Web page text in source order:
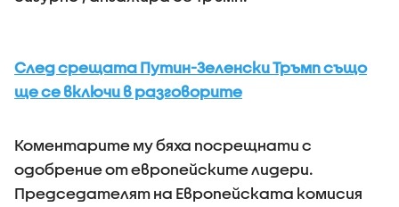
След срещата Путин-Зеленски Тръмп също
ще се включи в разговорите
Коментарите му бяха посрещнати с
одобрение от европейските лидери.
Председателят на Европейската комисия